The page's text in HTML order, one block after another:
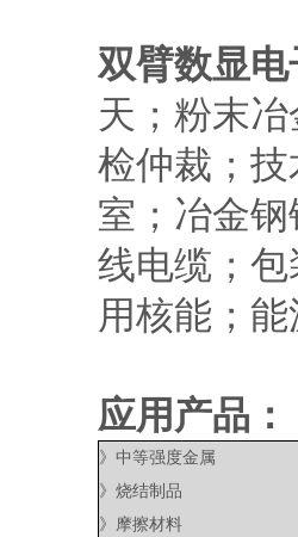
双臂数显电
天；粉末
检仲裁；
室；冶金
线电缆；
用核能；
应用产品：
》中等强度金属
》烧结制品
》摩擦材料